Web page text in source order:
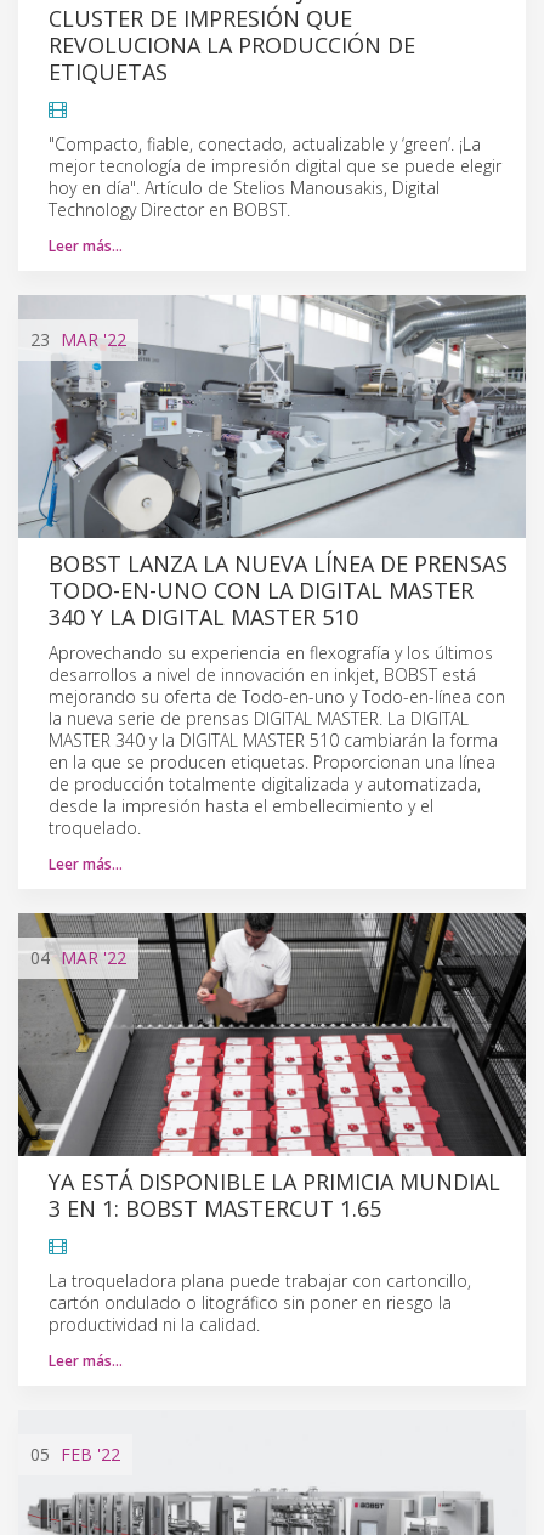
CLUSTER DE IMPRESIÓN QUE
REVOLUCIONA LA PRODUCCIÓN DE
ETIQUETAS
"Compacto, fiable, conectado, actualizable y ‘green’. ¡La
mejor tecnología de impresión digital que se puede elegir
hoy en día". Artículo de Stelios Manousakis, Digital
Technology Director en BOBST.
Leer más…
23 MAR'22
BOBST LANZA LA NUEVA LÍNEA DE PRENSAS
TODO-EN-UNO CON LA DIGITAL MASTER
340 Y LA DIGITAL MASTER 510
Aprovechando su experiencia en flexografía y los últimos
desarrollos a nivel de innovación en inkjet, BOBST está
mejorando su oferta de Todo-en-uno y Todo-en-línea con
la nueva serie de prensas DIGITAL MASTER. La DIGITAL
MASTER 340 y la DIGITAL MASTER 510 cambiarán la forma
en la que se producen etiquetas. Proporcionan una línea
de producción totalmente digitalizada y automatizada,
desde la impresión hasta el embellecimiento y el
troquelado.
Leer más…
04 MAR'22
YA ESTÁ DISPONIBLE LA PRIMICIA MUNDIAL
3 EN 1: BOBST MASTERCUT 1.65
La troqueladora plana puede trabajar con cartoncillo,
cartón ondulado o litográfico sin poner en riesgo la
productividad ni la calidad.
Leer más…
05 FEB '22